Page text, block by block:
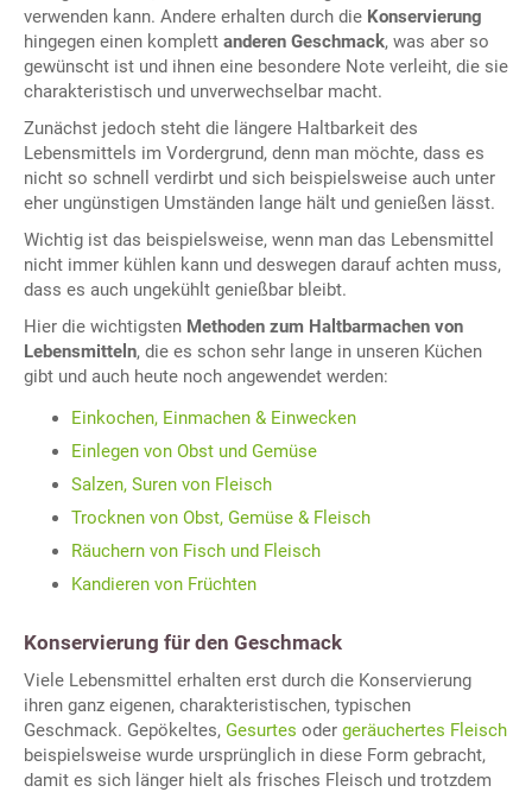
verwenden kann. Andere erhalten durch die Konservierung
hingegen einen komplett anderen Geschmack, was aber so
gewünscht ist und ihnen eine besondere Note verleiht, die sie
charakteristisch und unverwechselbar macht.
Zunächst jedoch steht die längere Haltbarkeit des
Lebensmittels im Vordergrund, denn man möchte, dass es
nicht so schnell verdirbt und sich beispielsweise auch unter
eher ungünstigen Umständen lange hält und genießen lässt.
Wichtig ist das beispielsweise, wenn man das Lebensmittel
nicht immer kühlen kann und deswegen darauf achten muss,
dass es auch ungekühlt genießbar bleibt.
Hier die wichtigsten Methoden zum Haltbarmachen von
Lebensmitteln, die es schon sehr lange in unseren Küchen
gibt und auch heute noch angewendet werden:
Einkochen, Einmachen & Einwecken
Einlegen von Obst und Gemüse
Salzen, Suren von Fleisch
Trocknen von Obst, Gemüse & Fleisch
Räuchern von Fisch und Fleisch
Kandieren von Früchten
Konservierung für den Geschmack
Viele Lebensmittel erhalten erst durch die Konservierung
ihren ganz eigenen, charakteristischen, typischen
Geschmack. Gepökeltes, Gesurtes oder geräuchertes Fleisch
beispielsweise wurde ursprünglich in diese Form gebracht,
damit es sich länger hielt als frisches Fleisch und trotzdem